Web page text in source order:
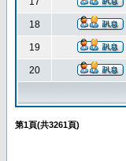
18
19
20
第1頁(共3261頁)